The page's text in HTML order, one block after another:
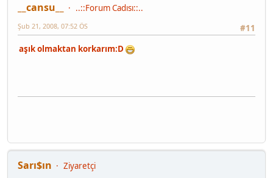
__cansu__
..::Forum Cadısı::..
#11
Şub 21, 2008, 07:52 ÖS
aşık olmaktan korkarım:D
Sarı$ın
Ziyaretçi